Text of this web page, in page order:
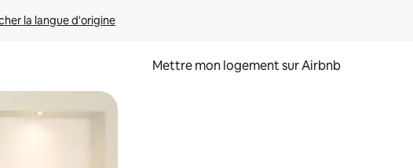
la langue d'origine
Mettre mon logement sur Airbnb